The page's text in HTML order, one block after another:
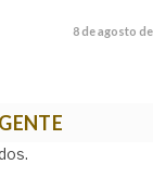
8 de agosto